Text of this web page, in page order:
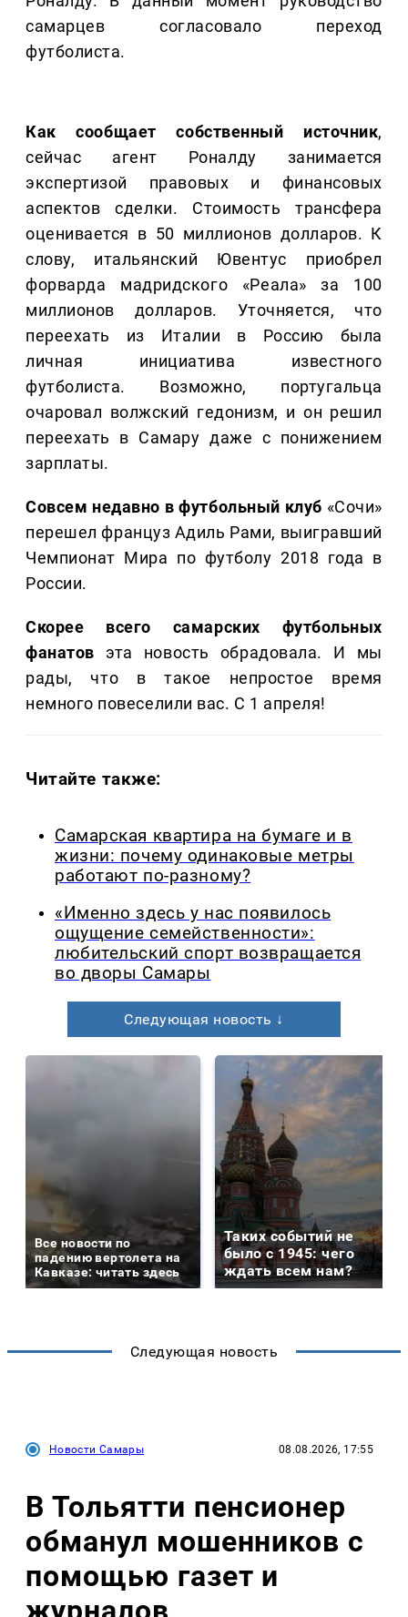
самарцев согласовало переход
футболиста.
Как сообщает собственный источник,
сейчас агент Роналду занимается
экспертизой правовых и финансовых
аспектов сделки. Стоимость трансфера
оценивается в 50 миллионов долларов. К
слову, итальянский Ювентус приобрел
форварда мадридского «Реала» за 100
миллионов долларов. Уточняется, что
переехать из Италии в Россию была
личная инициатива известного
футболиста. Возможно, португальца
очаровал волжский гедонизм, и он решил
переехать в Самару даже с понижением
зарплаты.
Совсем недавно в футбольный клуб «Сочи»
перешел француз Адиль Рами, выигравший
Чемпионат Мира по футболу 2018 года в
России.
Скорее всего самарских футбольных
фанатов эта новость обрадовала. И мы
рады, что в такое непростое время
немного повеселили вас. С 1 апреля!
Читайте также:
Самарская квартира на бумаге и в
жизни: почему одинаковые метры
работают по-разному?
«Именно здесь у нас появилось
ощущение семейственности»:
любительский спорт возвращается
во дворы Самары
Следующая новость ↓
Все новости по
падению вертолета на
Кавказе: читать здесь
Таких событий не
было с 1945: чего
ждать всем нам?
Следующая новость
Новости Самары 08.08.2026, 17:55
В Тольятти пенсионер
обманул мошенников с
помощью газет и